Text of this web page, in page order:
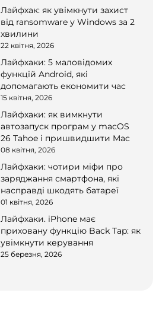
Лайфхак: як увімкнути захист
від ransomware у Windows за 2
хвилини
22 квітня, 2026
Лайфхаки: 5 маловідомих
функцій Android, які
допомагають економити час
15 квітня, 2026
Лайфхаки: як вимкнути
автозапуск програм у macOS
26 Tahoe і пришвидшити Mac
08 квітня, 2026
Лайфхаки: чотири міфи про
заряджання смартфона, які
насправді шкодять батареї
01 квітня, 2026
Лайфхаки. iPhone має
приховану функцію Back Tap: як
увімкнути керування
25 березня, 2026